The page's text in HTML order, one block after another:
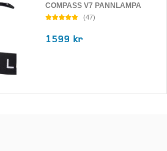
COMPASS V7 PANNLAMPA
(47)
1599 kr